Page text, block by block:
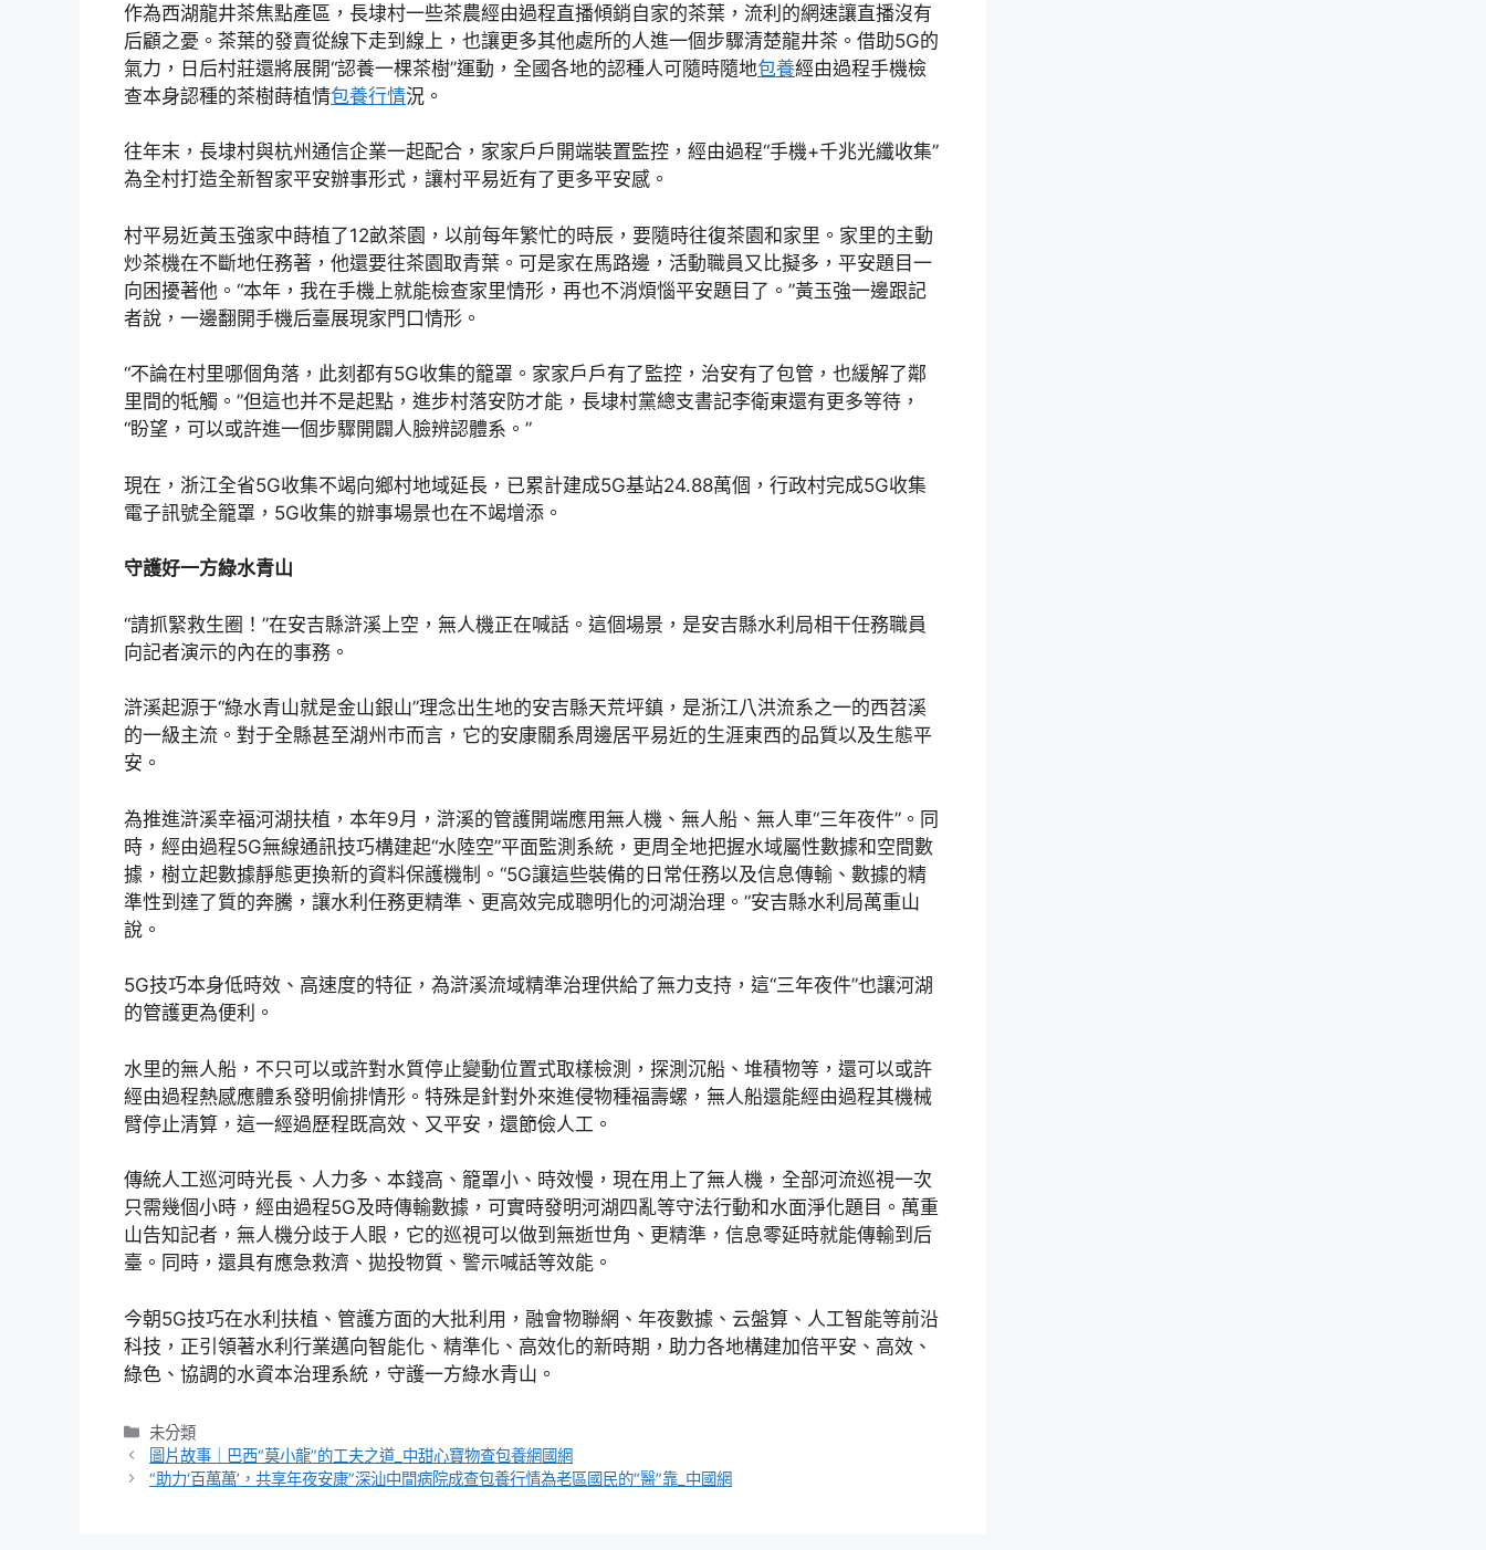
作為西湖龍井茶焦點產區，長埭村一些茶農經由過程直播傾銷自家的茶葉，流利的網速讓直播沒有
后顧之憂。茶葉的發賣從線下走到線上，也讓更多其他處所的人進一個步驟清楚龍井茶。借助5G的
氣力，日后村莊還將展開“認養一棵茶樹”運動，全國各地的認種人可隨時隨地包養經由過程手機檢
查本身認種的茶樹蒔植情包養行情況。
往年末，長埭村與杭州通信企業一起配合，家家戶戶開端裝置監控，經由過程“手機+千兆光纖收集”
為全村打造全新智家平安辦事形式，讓村平易近有了更多平安感。
村平易近黃玉強家中蒔植了12畝茶園，以前每年繁忙的時辰，要隨時往復茶園和家里。家里的主動
炒茶機在不斷地任務著，他還要往茶園取青葉。可是家在馬路邊，活動職員又比擬多，平安題目一
向困擾著他。“本年，我在手機上就能檢查家里情形，再也不消煩惱平安題目了。”黃玉強一邊跟記
者說，一邊翻開手機后臺展現家門口情形。
“不論在村里哪個角落，此刻都有5G收集的籠罩。家家戶戶有了監控，治安有了包管，也緩解了鄰
里間的牴觸。”但這也并不是起點，進步村落安防才能，長埭村黨總支書記李衛東還有更多等待，
“盼望，可以或許進一個步驟開闢人臉辨認體系。”
現在，浙江全省5G收集不竭向鄉村地域延長，已累計建成5G基站24.88萬個，行政村完成5G收集
電子訊號全籠罩，5G收集的辦事場景也在不竭增添。
守護好一方綠水青山
“請抓緊救生圈！”在安吉縣滸溪上空，無人機正在喊話。這個場景，是安吉縣水利局相干任務職員
向記者演示的內在的事務。
滸溪起源于“綠水青山就是金山銀山”理念出生地的安吉縣天荒坪鎮，是浙江八洪流系之一的西苕溪
的一級主流。對于全縣甚至湖州市而言，它的安康關系周邊居平易近的生涯東西的品質以及生態平
安。
為推進滸溪幸福河湖扶植，本年9月，滸溪的管護開端應用無人機、無人船、無人車“三年夜件”。同
時，經由過程5G無線通訊技巧構建起“水陸空”平面監測系統，更周全地把握水域屬性數據和空間數
據，樹立起數據靜態更換新的資料保護機制。“5G讓這些裝備的日常任務以及信息傳輸、數據的精
準性到達了質的奔騰，讓水利任務更精準、更高效完成聰明化的河湖治理。”安吉縣水利局萬重山
說。
5G技巧本身低時效、高速度的特征，為滸溪流域精準治理供給了無力支持，這“三年夜件”也讓河湖
的管護更為便利。
水里的無人船，不只可以或許對水質停止變動位置式取樣檢測，探測沉船、堆積物等，還可以或許
經由過程熱感應體系發明偷排情形。特殊是針對外來進侵物種福壽螺，無人船還能經由過程其機械
臂停止清算，這一經過歷程既高效、又平安，還節儉人工。
傳統人工巡河時光長、人力多、本錢高、籠罩小、時效慢，現在用上了無人機，全部河流巡視一次
只需幾個小時，經由過程5G及時傳輸數據，可實時發明河湖四亂等守法行動和水面淨化題目。萬重
山告知記者，無人機分歧于人眼，它的巡視可以做到無逝世角、更精準，信息零延時就能傳輸到后
臺。同時，還具有應急救濟、拋投物質、警示喊話等效能。
今朝5G技巧在水利扶植、管護方面的大批利用，融會物聯網、年夜數據、云盤算、人工智能等前沿
科技，正引領著水利行業邁向智能化、精準化、高效化的新時期，助力各地構建加倍平安、高效、
綠色、協調的水資本治理系統，守護一方綠水青山。
分
類
未分類
圖片故事｜巴西“莫小龍”的工夫之道_中甜心寶物查包養網國網
“助力‘百萬萬’，共享年夜安康”深汕中間病院成查包養行情為老區國民的“醫”靠_中國網